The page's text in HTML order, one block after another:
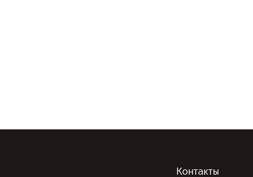
Контакты